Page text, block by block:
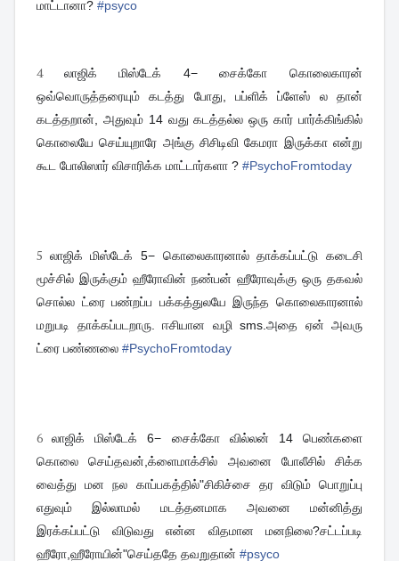
மாட்டானா? #psyco
4
லாஜிக் மிஸ்டேக் 4− சைக்கோ கொலைகாரன்
ஒவ்வொருத்தரையும் கடத்து போது, பப்ளிக் ப்ளேஸ் ல தான்
கடத்தறான், அதுவும் 14 வது கடத்தல்ல ஒரு கார் பார்க்கிங்கில்
கொலையே செய்யுறாரே அங்கு சிசிடிவி கேமரா இருக்கா என்று
கூட போலிஸார் விசாரிக்க மாட்டார்களா ? #PsychoFromtoday
5 லாஜிக் மிஸ்டேக் 5− கொலைகாரனால் தாக்கப்பட்டு கடைசி
மூச்சில் இருக்கும் ஹீரோவின் நண்பன் ஹீரோவுக்கு ஒரு தகவல்
சொல்ல ட்ரை பண்றப்ப பக்கத்துலயே இருந்த கொலைகாரனால்
மறுபடி தாக்கப்படறாரு. ஈசியான வழி sms.அதை ஏன் அவரு
ட்ரை பண்ணலை #PsychoFromtoday
6லாஜிக் மிஸ்டேக் 6− சைக்கோ வில்லன் 14 பெண்களை
கொலை செய்தவன்,க்ளைமாக்சில் அவனை போலீசில் சிக்க
வைத்து மன நல காப்பகத்தில்"சிகிச்சை தர விடும் பொறுப்பு
எதுவும் இல்லாமல் மடத்தனமாக அவனை மன்னித்து
இரக்கப்பட்டு விடுவது என்ன விதமான மனநிலை?சட்டப்படி
ஹீரோ,ஹீரோயின்"செய்ததே தவறுதான் #psyco